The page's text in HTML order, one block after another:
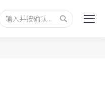
索：